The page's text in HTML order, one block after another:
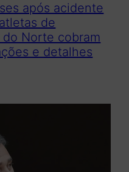
após acidente
de
Norte cobram
e detalhes